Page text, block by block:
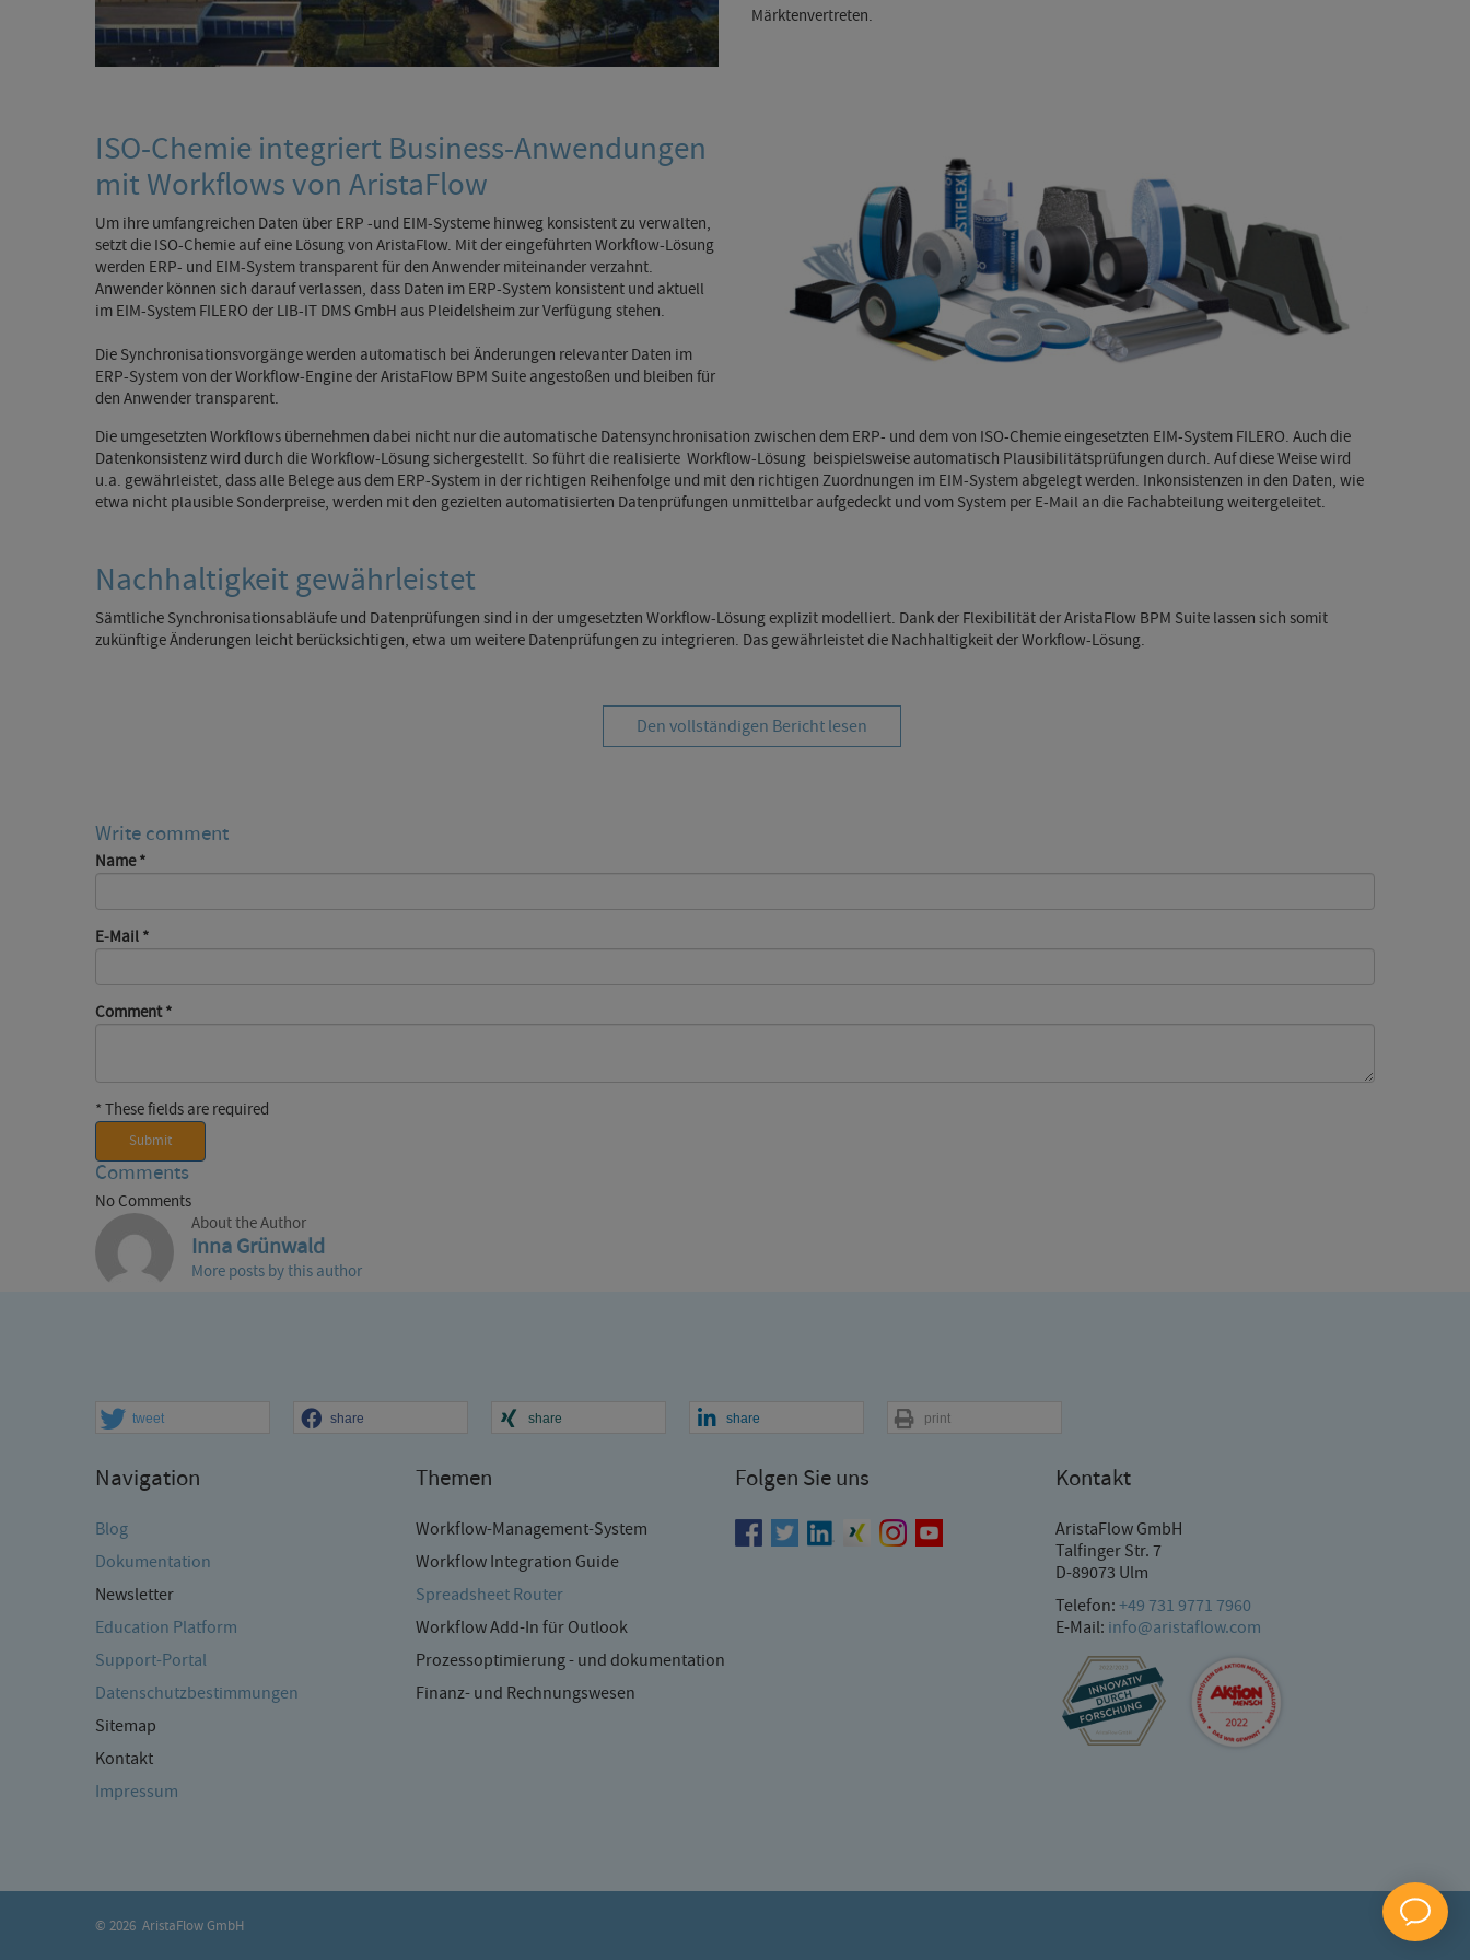
Märktenvertreten.
ISO-Chemie integriert Business-Anwendungen
mit Workflows von AristaFlow
Um ihre umfangreichen Daten über ERP -und EIM-Systeme hinweg konsistent zu verwalten,
setzt die ISO-Chemie auf eine Lösung von AristaFlow. Mit der eingeführten Workflow-Lösung
werden ERP- und EIM-System transparent für den Anwender miteinander verzahnt.
Anwender können sich darauf verlassen, dass Daten im ERP-System konsistent und aktuell
im EIM-System FILERO der LIB-IT DMS GmbH aus Pleidelsheim zur Verfügung stehen.
Die Synchronisationsvorgänge werden automatisch bei Änderungen relevanter Daten im
ERP-System von der Workflow-Engine der AristaFlow BPM Suite angestoßen und bleiben für
den Anwender transparent.
Die umgesetzten Workflows übernehmen dabei nicht nur die automatische Datensynchronisation zwischen dem ERP- und dem von ISO-Chemie eingesetzten EIM-System FILERO. Auch die
Datenkonsistenz wird durch die Workflow-Lösung sichergestellt. So führt die realisierte Workflow-Lösung beispielsweise automatisch Plausibilitätsprüfungen durch. Auf diese Weise wird
u.a. gewährleistet, dass alle Belege aus dem ERP-System in der richtigen Reihenfolge und mit den richtigen Zuordnungen im EIM-System abgelegt werden. Inkonsistenzen in den Daten, wie
etwa nicht plausible Sonderpreise, werden mit den gezielten automatisierten Datenprüfungen unmittelbar aufgedeckt und vom System per E-Mail an die Fachabteilung weitergeleitet.
Nachhaltigkeit gewährleistet
Sämtliche Synchronisationsabläufe und Datenprüfungen sind in der umgesetzten Workflow-Lösung explizit modelliert. Dank der Flexibilität der AristaFlow BPM Suite lassen sich somit
zukünftige Änderungen leicht berücksichtigen, etwa um weitere Datenprüfungen zu integrieren. Das gewährleistet die Nachhaltigkeit der Workflow-Lösung.
Den vollständigen Bericht lesen
Write comment
Name*
E-Mail *
Comment*
* These fields are required
Submit
Comments
No Comments
About the Author
Inna Grünwald
More posts by this author
tweet share share share print
Navigation
Blog
Dokumentation
Newsletter
Education Platform
Support-Portal
Datenschutzbestimmungen
Sitemap
Kontakt
Impressum
Themen
Workflow-Management-System
Workflow Integration Guide
Spreadsheet Router
Workflow Add-In für Outlook
Prozessoptimierung - und dokumentation
Finanz- und Rechnungswesen
Folgen Sie uns Kontakt
AristaFlow GmbH
Talfinger Str. 7
D-89073 Ulm
Telefon:+49 731 9771 7960
E-Mail: info@aristaflow.com
© 2026 AristaFlow GmbH